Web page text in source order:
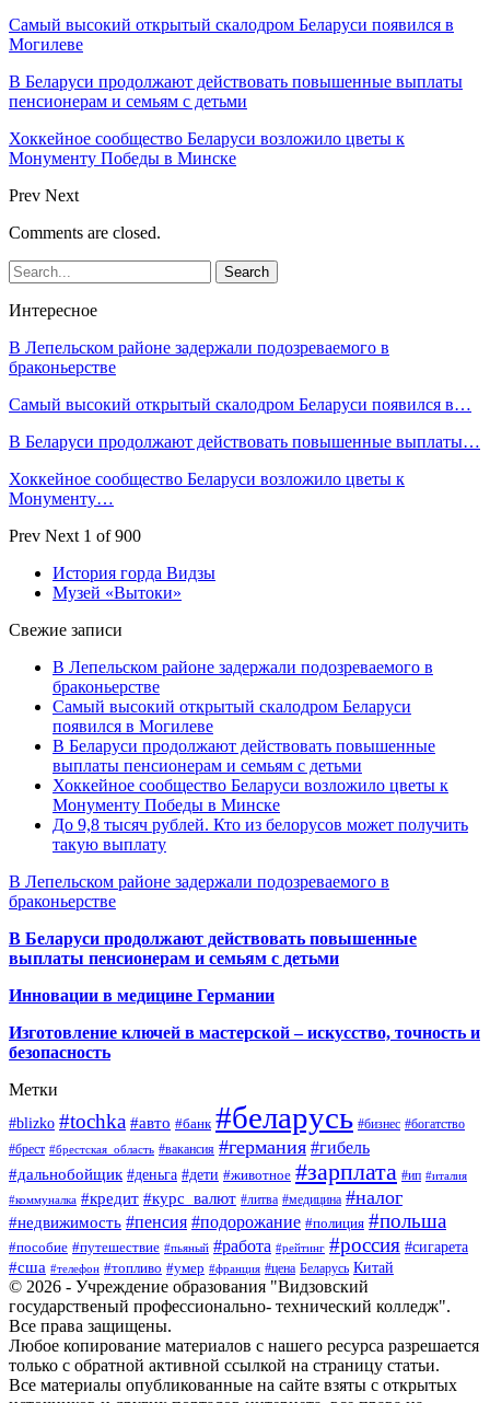
Самый высокий открытый скалодром Беларуси появился в
Могилеве
В Беларуси продолжают действовать повышенные выплаты
пенсионерам и семьям с детьми
Хоккейное сообщество Беларуси возложило цветы к
Монументу Победы в Минске
Prev Next
Comments are closed.
Интересное
В Лепельском районе задержали подозреваемого в
браконьерстве
Самый высокий открытый скалодром Беларуси появился в…
В Беларуси продолжают действовать повышенные выплаты…
Хоккейное сообщество Беларуси возложило цветы к
Монументу…
Prev Next 1 of 900
История горда Видзы
Музей «Вытоки»
Свежие записи
В Лепельском районе задержали подозреваемого в
браконьерстве
Самый высокий открытый скалодром Беларуси
появился в Могилеве
В Беларуси продолжают действовать повышенные
выплаты пенсионерам и семьям с детьми
Хоккейное сообщество Беларуси возложило цветы к
Монументу Победы в Минске
До 9,8 тысяч рублей. Кто из белорусов может получить
такую выплату
В Лепельском районе задержали подозреваемого в
браконьерстве
В Беларуси продолжают действовать повышенные
выплаты пенсионерам и семьям с детьми
Инновации в медицине Германии
Изготовление ключей в мастерской – искусство, точность и
безопасность
Метки
#blizko #tochka #авто #банк #беларусь #бизнес #богатство
#брест #брестская_область #вакансия #германия #гибель
#дальнобойщик #деньга #дети #животное #зарплата #ип #италия
#коммуналка #кредит #курс_валют #литва #медицина #налог
#недвижимость #пенсия #подорожание #полиция #польша
#пособие #путешествие #пьяный #работа #рейтинг #россия #сигарета
#сша #телефон #топливо #умер #франция #цена Беларусь Китай
© 2026 - Учреждение образования "Видзовский
государственый профессионально- технический колледж".
Все права защищены.
Любое копирование материалов с нашего ресурса разрешается
только с обратной активной ссылкой на страницу статьи.
Все материалы опубликованные на сайте взяты с открытых